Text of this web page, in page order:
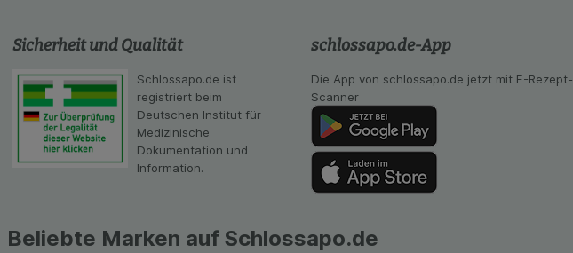
Medien übertragen werden.
Sicherheit und Qualität
Schlossapo.de ist
registriert beim
Deutschen Institut für
Medizinische
Dokumentation und
Information.
schlossapo.de-App
Die App von schlossapo.de jetzt mit E-Rezept-
Scanner
Beliebte Marken auf Schlossapo.de